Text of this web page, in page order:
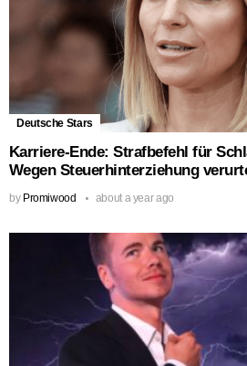
Deutsche Stars
Karriere-Ende: Strafbefehl für
Wegen Steuerhinterziehung
by Promiwood about a year ago